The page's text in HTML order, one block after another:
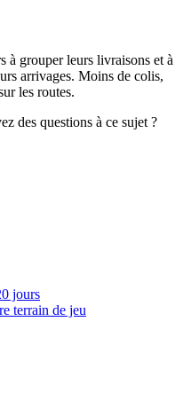
à grouper leurs livraisons et à
arrivages. Moins de colis,
les routes.
des questions à ce sujet ?
jours
terrain de jeu